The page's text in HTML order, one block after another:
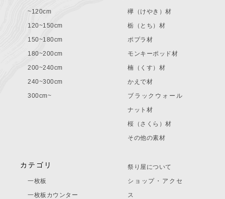
~120cm
120~150cm
150~180cm
180~200cm
200~240cm
240~300cm
300cm~
欅（けやき）材
栃（とち）材
ポプラ材
モンキーポッド材
楠（くす）材
かえで材
ブラックウォール
ナット材
桜（さくら）材
その他の素材
カテゴリ
一枚板
一枚板カウンター
祭り屋について
ショップ・アクセ
ス